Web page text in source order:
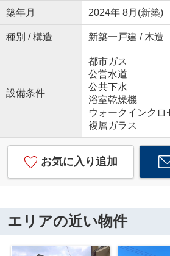
築年月 2024年 8月(新築)
種別 / 構造 新築一戸建 / 木造
設備条件
都市ガス
公営水道
公共下水
浴室乾燥機
ウォークインクロ
複層ガラス
お気に入り追加
エリアの近い物件